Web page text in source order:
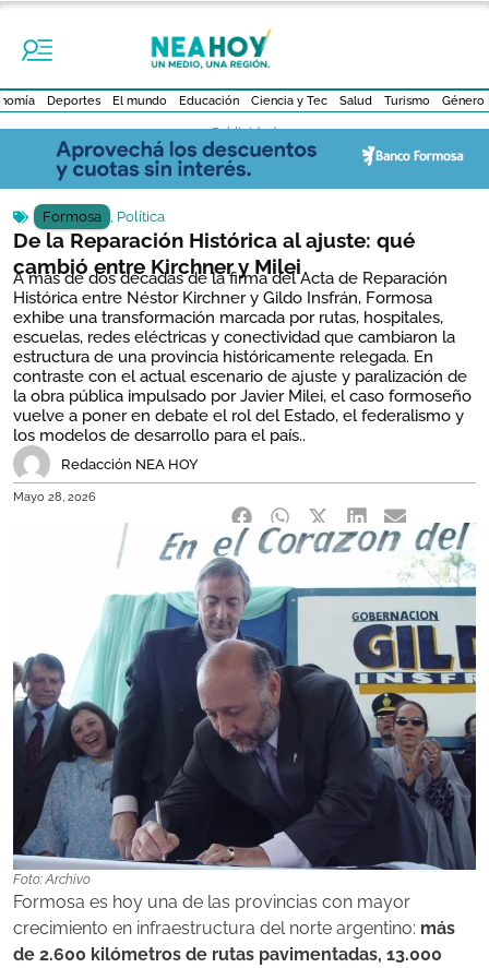
Deportes El mundo Educación Ciencia y Tec Salud Turismo Género
- Publicidad -
Formosa , Política
De la Reparación Histórica al ajuste: qué
cambió entre Kirchner y Milei
A más de dos décadas de la firma del Acta de Reparación
Histórica entre Néstor Kirchner y Gildo Insfrán, Formosa
exhibe una transformación marcada por rutas, hospitales,
escuelas, redes eléctricas y conectividad que cambiaron la
estructura de una provincia históricamente relegada. En
contraste con el actual escenario de ajuste y paralización de
la obra pública impulsado por Javier Milei, el caso formoseño
vuelve a poner en debate el rol del Estado, el federalismo y
los modelos de desarrollo para el país..
Redacción NEA HOY
Mayo 28, 2026
Foto: Archivo
Formosa es hoy una de las provincias con mayor
crecimiento en infraestructura del norte argentino: más
de 2.600 kilómetros de rutas pavimentadas, 13.000